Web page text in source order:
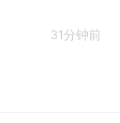
31分钟前